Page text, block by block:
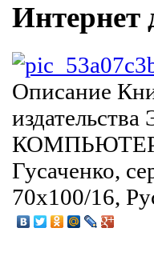
Интернет
Описание
Гусаченко,
70x100/16,